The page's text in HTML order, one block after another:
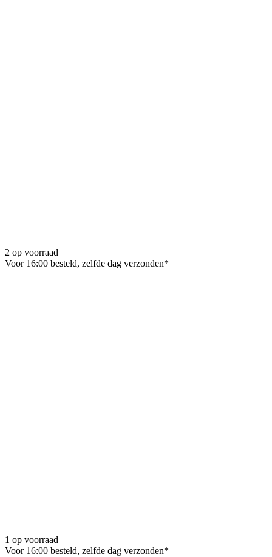
2 op voorraad
Voor 16:00 besteld, zelfde dag verzonden*
1 op voorraad
Voor 16:00 besteld, zelfde dag verzonden*